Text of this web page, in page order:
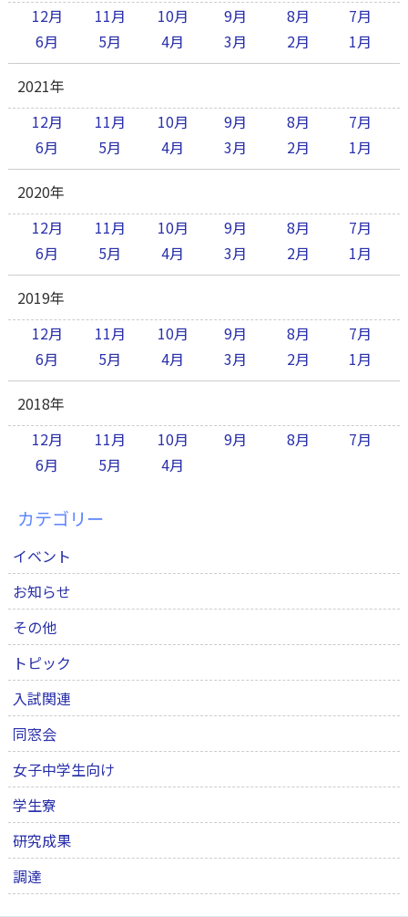
12月
11月 10月 9月 8月
7月
6月
5月 4月 3月 2月 1月
2021年
12月
11月 10月 9月 8月
7月
6月
5月 4月 3月 2月 1月
2020年
12月
11月 10月 9月 8月
7月
6月
5月 4月 3月 2月 1月
2019年
12月
11月 10月 9月 8月
7月
6月
5月 4月 3月 2月 1月
2018年
12月
11月 10月 9月 8月
7月
6月
5月 4月
カテゴリー
イベント
お知らせ
その他
トピック
入試関連
同窓会
女子中学生向け
学生寮
研究成果
調達